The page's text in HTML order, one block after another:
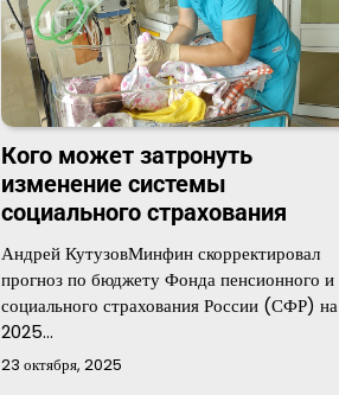
Кого может затронуть
изменение системы
социального страхования
Андрей КутузовМинфин скорректировал
прогноз по бюджету Фонда пенсионного и
социального страхования России (СФР) на
2025…
23 октября, 2025